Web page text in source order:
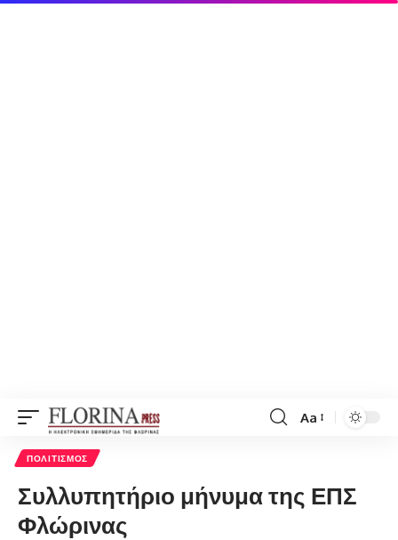
Font
Aa
ΠΟΛΙΤΙΣΜΌΣ
Συλλυπητήριο μήνυμα της ΕΠΣ
Φλώρινας